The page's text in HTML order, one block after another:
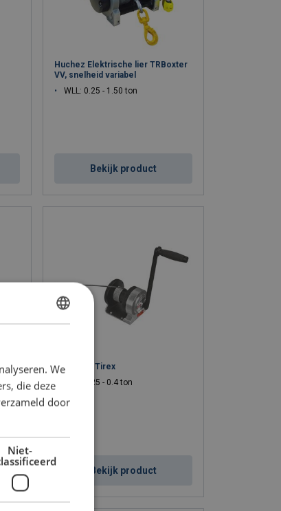
Huchez Elektrische lier TRBoxter
VV, snelheid variabel
WLL: 0.25 - 1.50 ton
Bekijk product
Handlier - Tirex
WLL: 0.25 - 0.4 ton
Bekijk product
DUTCH
We
die deze
door
Niet-